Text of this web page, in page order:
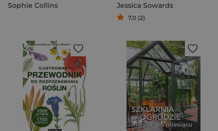
Sophie Collins
Jessica Sowards
7,0 (2)